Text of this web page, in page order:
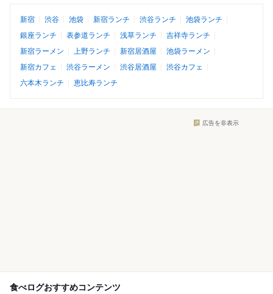
新宿 渋谷 池袋 新宿ランチ 渋谷ランチ
池袋ランチ
銀座ランチ
表参道ランチ 浅草ランチ
吉祥寺ランチ
新宿ラーメン
上野ランチ 新宿居酒屋
池袋ラーメン
新宿カフェ
渋谷ラーメン 渋谷居酒屋
渋谷カフェ
六本木ランチ
恵比寿ランチ
広告を非表示
食べログおすすめコンテンツ